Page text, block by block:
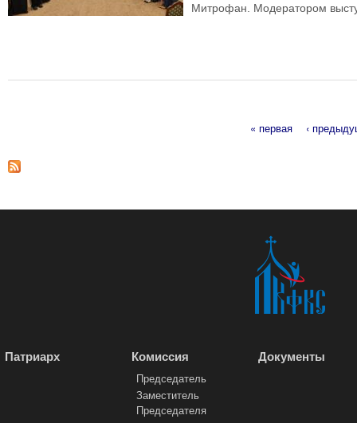
Митрофан. Модератором
Страницы
« первая ‹
Патриарх Комиссия
Председатель
Заместитель
Председателя
Документы